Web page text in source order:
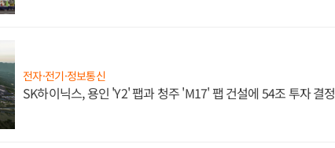
전자·전기·정보통신
SK하이닉스, 용인 'Y2' 팹과 청주 'M17' 팹 건설에 54조 투자 결정